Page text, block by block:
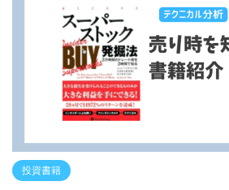
投資書籍